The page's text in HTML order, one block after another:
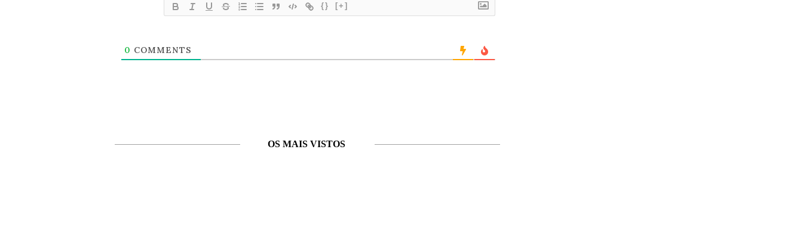
{} [+]
0 COMMENTS
OS MAIS VISTOS